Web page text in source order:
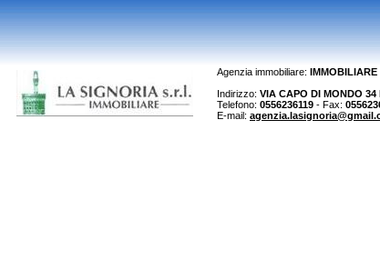
Agenzia immobiliare:
Indirizzo: VIA CAPO DI MONDO 34
Telefono: 0556236119 - Fax:
E-mail: